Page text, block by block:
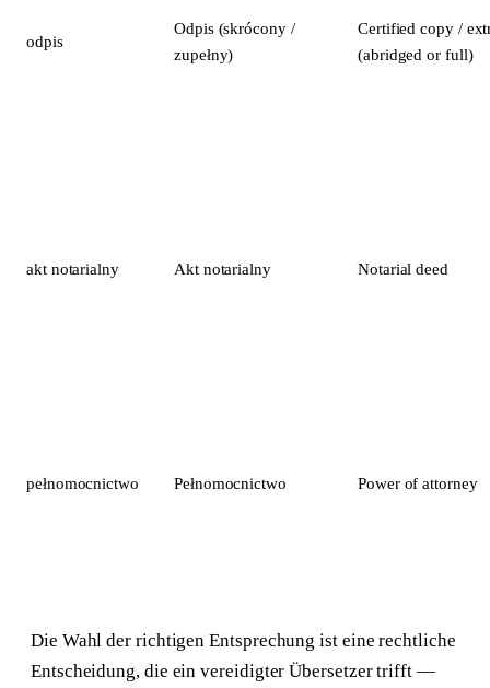
odpis
Odpis (skrócony /
zupełny)
Certified copy /
(abridged or full)
akt notarialny Akt notarialny Notarial deed
pełnomocnictwo Pełnomocnictwo Power of attorney
Die Wahl der richtigen Entsprechung ist eine rechtliche
Entscheidung, die ein vereidigter Übersetzer trifft —